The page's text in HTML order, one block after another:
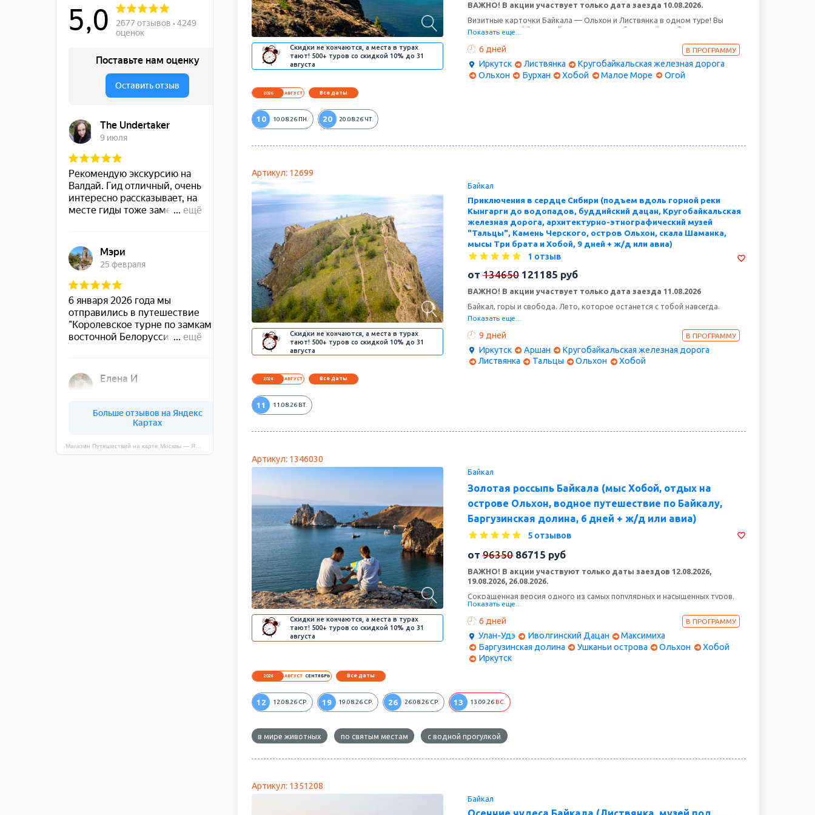
INR Индийская рупия
Скидки не кончаются, а места в турах
тают! 500+ туров со скидкой 10% до 31
августа
ВАЖНО! В акции участвует только дата заезда 10.08.2026.
Визитные карточки Байкала — Ольхон и Листвянка в одном туре! Вы
посетите музей "Тальцы", погуляете по набережной и побываете на
самые интересные экскурсии: мыс Хобой, скала Шаманка, загадочный
остров Огой.
Показать еще...
6 дней В ПРОГРАММУ
Иркутск Листвянка
Кругобайкальская железная дорога
Ольхон
Бурхан Хобой Малое Море Огой
2026 АВГУСТ Все даты
10 10.08.26 ПН. 20 20.08.26 ЧТ.
Артикул: 12699
Скидки не кончаются, а места в турах
тают! 500+ туров со скидкой 10% до 31
августа
Байкал
Приключения в сердце Сибири (подъем вдоль горной реки
Кынгарги до водопадов, буддийский дацан, Кругобайкальская
железная дорога, архитектурно-этнографический музей
"Тальцы", Камень Черского, остров Ольхон, скала Шаманка,
мысы Три брата и Хобой, 9 дней + ж/д или авиа)
1 отзыв
от134650 121185 руб
ВАЖНО! В акции участвует только дата заезда 11.08.2026
Байкал, горы и свобода. Лето, которое останется с тобой навсегда.
Представь: ледяная гладь Байкала, аромат хвои и горный воздух, шум
кто хочет почувствовать настоящую Сибирь: живую, красивую,
вдохновляющую. За 9 дней мы пройдём сквозь бурятские горы,
прикоснёмся к культуре шаманизма и увидим Байкал с самых ярких
ракурсов — от КБЖД до мыса Хобой. Каждый день будет новым
Показать еще...
9 дней В ПРОГРАММУ
Иркутск Аршан
Кругобайкальская железная дорога
Листвянка
Тальцы Ольхон Хобой
2026 АВГУСТ Все даты
11 11.08.26 ВТ.
Артикул: 1346030
Скидки не кончаются, а места в турах
тают! 500+ туров со скидкой 10% до 31
августа
Байкал
Золотая россыпь Байкала (мыс Хобой, отдых на
острове Ольхон, водное путешествие по Байкалу,
Баргузинская долина, 6 дней + ж/д или авиа)
5 отзывов
от96350 86715 руб
ВАЖНО! В акции участвуют только даты заездов 12.08.2026,
19.08.2026, 26.08.2026.
Сокращенная версия одного из самых популярных и насыщенных туров.
Если у вас мало времени, а хочется увидеть как можно больше на Байкале
– этот тур для Вас! 2 берега Байкала, и остров Ольхон, заповедные места
Бурятии - максимум впечатлений за 6 дней!
Возможно подселение
Показать еще...
6 дней В ПРОГРАММУ
Улан-Удэ Иволгинский Дацан
Максимиха
Баргузинская долина
Ушканьи острова Ольхон
Хобой
Иркутск
2026 АВГУСТ СЕНТЯБРЬ Все даты
12 12.08.26 СР. 19 19.08.26 СР. 26 26.08.26 СР. 13 13.09.26 ВС.
в мире животных по святым местам с водной прогулкой
Артикул: 1351208
Байкал